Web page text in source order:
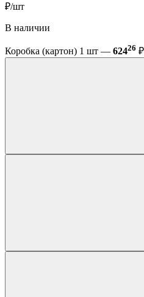
₽/шт
В наличии
Коробка (картон) 1 шт — 62426 ₽